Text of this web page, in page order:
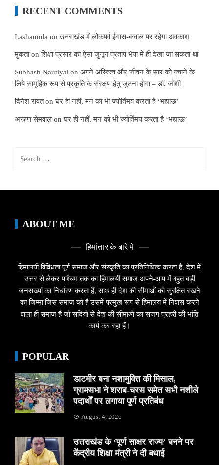
RECENT COMMENTS
Lashaunda onउत्तराखंड में लोकपर्व ईगास-बग्वाल पर रहेगा अवकाश
मुकताonशिक्षा प्रसार का ऐसा जुनून प्रताप भैया में ही देखा जा सकता था
Subhash Nautiyal on अपने अस्तित्व और जीवन के सार को बचाने के
लिये सामूहिक रूप से प्रकृति के संरक्षण हेतु जुटना होगा – डॉ. जोशी
दिनेश रावतonघर ही नहीं, मन को भी ज्योर्तिमय करता है ‘भद्याऊ’
अरूणा सेमवाल onघर ही नहीं, मन को भी ज्योर्तिमय करता है ‘भद्याऊ’
ABOUT ME
हिमांतार के बारे मे
हिमालयी विविधता पूर्ण समाज और संस्कृति का प्रतिनिधित्व करता हैं, देश में
उत्तर से लेकर पश्चिम तक का हिमालयी समाज अपने-आप में बहुत बड़ी
जनसख्यां का निर्धारण करता हैं, साथ ही देश की सीमाओं को सुरक्षित रखने
का जिम्मा जिस समाज को है उसमें प्रमुख रूप से हिमालय में निवास करने
वाला ही समाज है जो सदियों से देश की सीमाओं का सजग प्रहरी की भांति
कार्य कर रहा हैं।
POPULAR
डाटमीर बना नशामुक्ति की मिसाल,
ग्रामसभा ने शराब-चरस समेत सभी नशीले
पदार्थों पर लगाया पूर्ण प्रतिबंध
August 4, 2026
उत्तराखंड के ‘पूर्ण साक्षर राज्य’ बनने पर
केंद्रीय शिक्षा मंत्री ने दी बधाई